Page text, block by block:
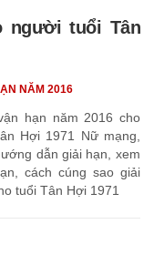
người tuổi Tân
hạn năm 2016 cho
Hợi 1971 Nữ mạng,
dẫn giải hạn, xem
cách cúng sao giải
tuổi Tân Hợi 1971
NĂM 2016